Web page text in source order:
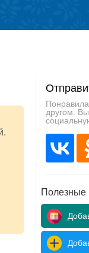
другом.
Полезные